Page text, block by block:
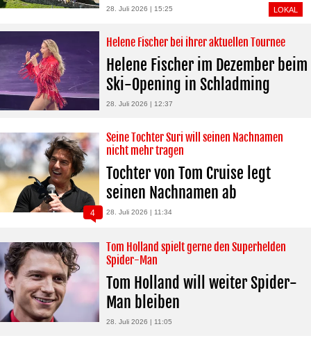
28. Juli 2026 | 15:25 LOKAL
Helene Fischer bei ihrer aktuellen Tournee
Helene Fischer im Dezember beim
Ski-Opening in Schladming
28. Juli 2026 | 12:37
Seine Tochter Suri will seinen Nachnamen
nicht mehr tragen
Tochter von Tom Cruise legt
seinen Nachnamen ab
28. Juli 2026 | 11:34
4
Tom Holland spielt gerne den Superhelden
Spider-Man
Tom Holland will weiter Spider-
Man bleiben
28. Juli 2026 | 11:05